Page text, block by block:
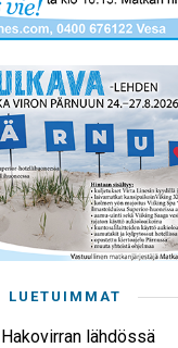
LUETUIMMAT
Hakovirran lähdössä